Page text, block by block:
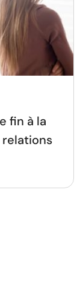
fin à la